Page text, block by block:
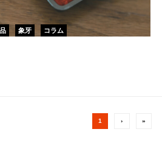
象牙 コラム
1 › »